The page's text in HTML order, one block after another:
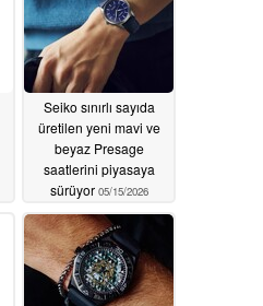
Seiko sınırlı sayıda
üretilen yeni mavi ve
beyaz Presage
saatlerini piyasaya
sürüyor 05/15/2026